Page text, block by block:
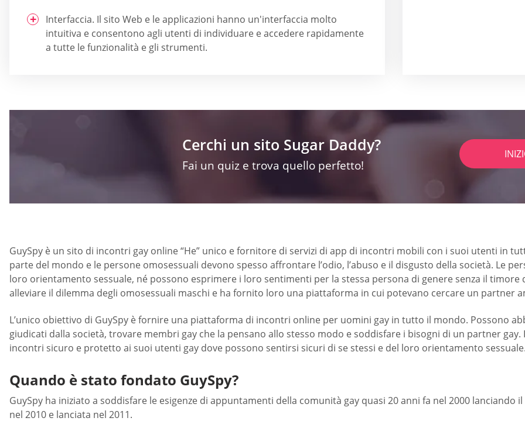
Interfaccia. Il sito Web e le applicazioni hanno un'interfaccia molto
intuitiva e consentono agli utenti di individuare e accedere rapidamente
a tutte le funzionalità e gli strumenti.
Cerchi un sito Sugar Daddy?
Fai un quiz e trova quello perfetto!
GuySpy è un sito di incontri gay online “He” unico e fornitore di servizi di app di incontri mobili con i suoi utenti in
parte del mondo e le persone omosessuali devono spesso affrontare l’odio, l’abuso e il disgusto della società. Le
loro orientamento sessuale, né possono esprimere i loro sentimenti per la stessa persona di genere senza il timore
alleviare il dilemma degli omosessuali maschi e ha fornito loro una piattaforma in cui potevano cercare un partner
L’unico obiettivo di GuySpy è fornire una piattaforma di incontri online per uomini gay in tutto il mondo. Possono
giudicati dalla società, trovare membri gay che la pensano allo stesso modo e soddisfare i bisogni di un partner
incontri sicuro e protetto ai suoi utenti gay dove possono sentirsi sicuri di se stessi e del loro orientamento
Quando è stato fondato GuySpy?
GuySpy ha iniziato a soddisfare le esigenze di appuntamenti della comunità gay quasi 20 anni fa nel 2000 lanciando
nel 2010 e lanciata nel 2011.